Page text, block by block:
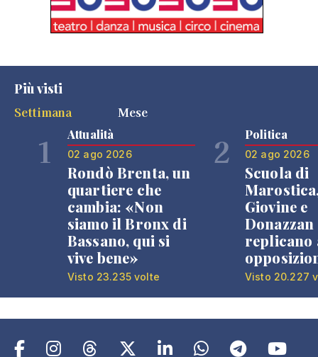
Più visti
Settimana
Mese
1 Attualità
02 ago 2026
Rondò Brenta, un
quartiere che
cambia: «Non
siamo il Bronx di
Bassano, qui si
vive bene»
Visto 23.235 volte
2 Politica
02 ago 2026
Scuola di
Giovine e
Donazzan
replicano
Visto 20.227